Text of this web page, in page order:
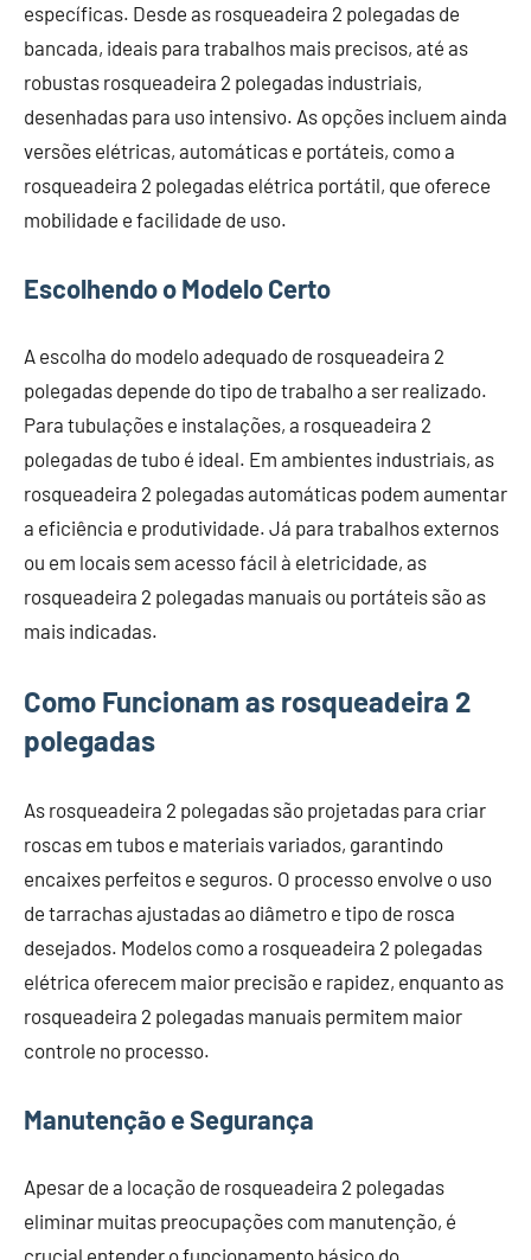
específicas. Desde as rosqueadeira 2 polegadas de
bancada, ideais para trabalhos mais precisos, até as
robustas rosqueadeira 2 polegadas industriais,
desenhadas para uso intensivo. As opções incluem ainda
versões elétricas, automáticas e portáteis, como a
rosqueadeira 2 polegadas elétrica portátil, que oferece
mobilidade e facilidade de uso.
Escolhendo o Modelo Certo
A escolha do modelo adequado de rosqueadeira 2
polegadas depende do tipo de trabalho a ser realizado.
Para tubulações e instalações, a rosqueadeira 2
polegadas de tubo é ideal. Em ambientes industriais, as
rosqueadeira 2 polegadas automáticas podem aumentar
a eficiência e produtividade. Já para trabalhos externos
ou em locais sem acesso fácil à eletricidade, as
rosqueadeira 2 polegadas manuais ou portáteis são as
mais indicadas.
Como Funcionam as rosqueadeira 2
polegadas
As rosqueadeira 2 polegadas são projetadas para criar
roscas em tubos e materiais variados, garantindo
encaixes perfeitos e seguros. O processo envolve o uso
de tarrachas ajustadas ao diâmetro e tipo de rosca
desejados. Modelos como a rosqueadeira 2 polegadas
elétrica oferecem maior precisão e rapidez, enquanto as
rosqueadeira 2 polegadas manuais permitem maior
controle no processo.
Manutenção e Segurança
Apesar de a locação de rosqueadeira 2 polegadas
eliminar muitas preocupações com manutenção, é